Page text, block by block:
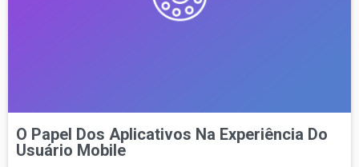
O Papel Dos Aplicativos Na Experiência Do
Usuário Mobile